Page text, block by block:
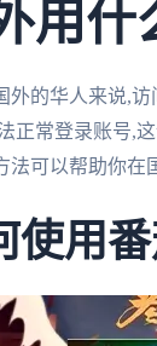
用什
外的华人来说,
正常登录账号,
法可以帮助你在
使用